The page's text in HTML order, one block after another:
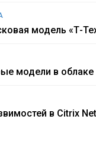
модель «Т-
модели в облаке
в Citrix